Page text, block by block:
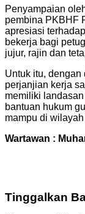
Penyampaian
pembina PKBHF
apresiasi
bekerja bagi
jujur, rajin dan
Untuk itu,
perjanjian kerja
memiliki
bantuan hukum
mampu di
Wartawan :
Tinggalkan